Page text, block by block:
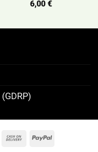
6,00 €
Bank
Cash
PayPal